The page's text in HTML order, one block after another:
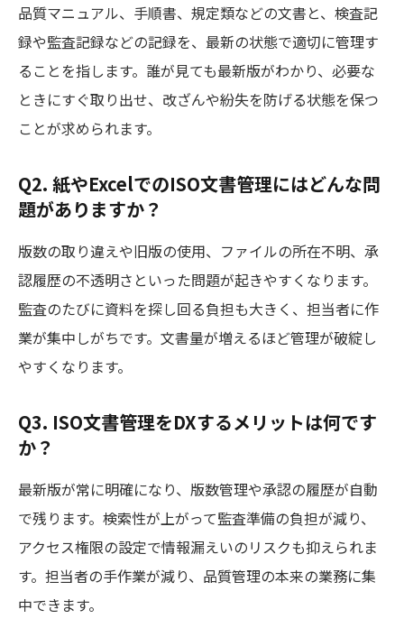
品質マニュアル、手順書、規定類などの文書と、検査記
録や監査記録などの記録を、最新の状態で適切に管理す
ることを指します。誰が見ても最新版がわかり、必要な
ときにすぐ取り出せ、改ざんや紛失を防げる状態を保つ
ことが求められます。
Q2. 紙やExcelでのISO文書管理にはどんな問
題がありますか？
版数の取り違えや旧版の使用、ファイルの所在不明、承
認履歴の不透明さといった問題が起きやすくなります。
監査のたびに資料を探し回る負担も大きく、担当者に作
業が集中しがちです。文書量が増えるほど管理が破綻し
やすくなります。
Q3. ISO文書管理をDXするメリットは何です
か？
最新版が常に明確になり、版数管理や承認の履歴が自動
で残ります。検索性が上がって監査準備の負担が減り、
アクセス権限の設定で情報漏えいのリスクも抑えられま
す。担当者の手作業が減り、品質管理の本来の業務に集
中できます。